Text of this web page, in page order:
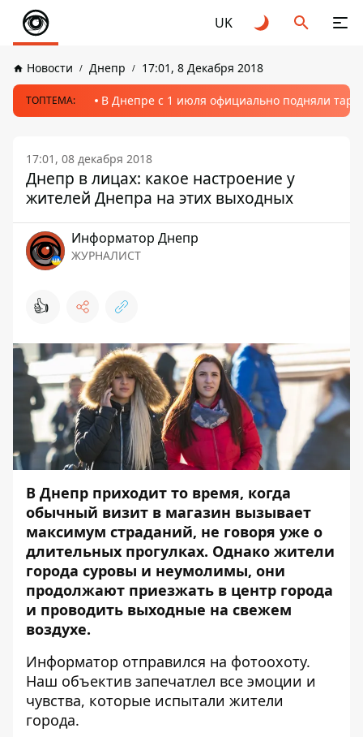
UK
Новости Днепр 17:01, 8 Декабря 2018
ТОПТЕМА: В Днепре с 1 июля официально подняли
17:01, 08 декабря 2018
Днепр в лицах: какое настроение у
жителей Днепра на этих выходных
Информатор Днепр
ЖУРНАЛИСТ
👍
В Днепр приходит то время, когда
обычный визит в магазин вызывает
максимум страданий, не говоря уже о
длительных прогулках. Однако жители
города суровы и неумолимы, они
продолжают приезжать в центр города
и проводить выходные на свежем
воздухе.
Информатор отправился на фотоохоту.
Наш объектив запечатлел все эмоции и
чувства, которые испытали жители
города.